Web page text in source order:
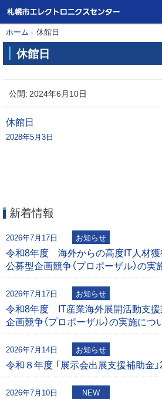
本
へ
札幌市エレクトロニクスセ
ンター
現
在
位
置
の
階
層
ホーム 休館日
休館日
休
館
日
公開:2024年6月10日
投
ー
シ
ョ
ン
休館日
2028年5月3日
新着情報
2026年7月17日 お知らせ
令和8年度 海外からの高度IT人材獲
公募型企画競争（プロポーザル）の実
2026年7月17日 お知らせ
令和8年度 IT産業海外展開活動支援
企画競争（プロポーザル）の実施につ
2026年7月14日 お知らせ
令和８年度 「展示会出展支援補助金
2026年7月10日 NEW